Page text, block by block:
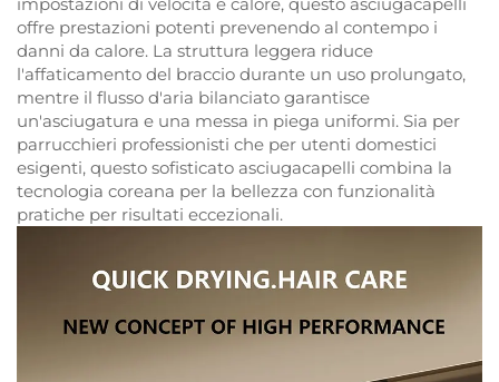
offre prestazioni potenti prevenendo al contempo i
danni da calore. La struttura leggera riduce
l'affaticamento del braccio durante un uso prolungato,
mentre il flusso d'aria bilanciato garantisce
un'asciugatura e una messa in piega uniformi. Sia per
parrucchieri professionisti che per utenti domestici
esigenti, questo sofisticato asciugacapelli combina la
tecnologia coreana per la bellezza con funzionalità
pratiche per risultati eccezionali.